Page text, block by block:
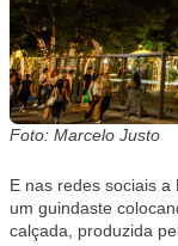
Foto: Marcelo Justo
E nas redes sociais
um guindaste
calçada, produzida